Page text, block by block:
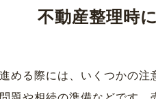
不動産整理時
める際には、いくつかの注